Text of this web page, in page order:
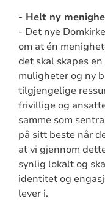
- Helt ny
- Det nye
om at én
det skal skapes
muligheter og ny
tilgjengelige
frivillige og
samme som
på sitt beste når
at vi gjennom
synlig lokalt og
identitet og
lever i.